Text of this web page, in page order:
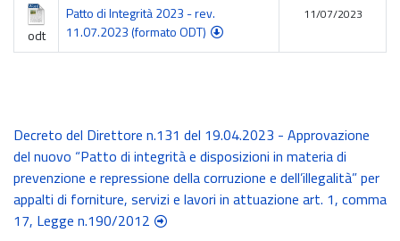
odt
Patto di Integrità 2023 - rev.
11.07.2023 (formato ODT)
11/07/2023
Decreto del Direttore n.131 del 19.04.2023 - Approvazione
del nuovo “Patto di integrità e disposizioni in materia di
prevenzione e repressione della corruzione e dell’illegalità” per
appalti di forniture, servizi e lavori in attuazione art. 1, comma
17, Legge n.190/2012